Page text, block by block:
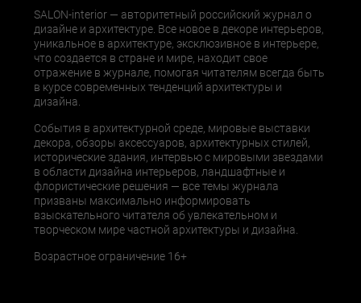
SALON-interior — авторитетный российский журнал о
дизайне и архитектуре. Все новое в декоре интерьеров,
уникальное в архитектуре, эксклюзивное в интерьере,
что создается в стране и мире, находит свое
отражение в журнале, помогая читателям всегда быть
в курсе современных тенденций архитектуры и
дизайна.
События в архитектурной среде, мировые выставки
декора, обзоры аксессуаров, архитектурных стилей,
исторические здания, интервью с мировыми звездами
в области дизайна интерьеров, ландшафтные и
флористические решения — все темы журнала
призваны максимально информировать
взыскательного читателя об увлекательном и
творческом мире частной архитектуры и дизайна.
Возрастное ограничение 16+